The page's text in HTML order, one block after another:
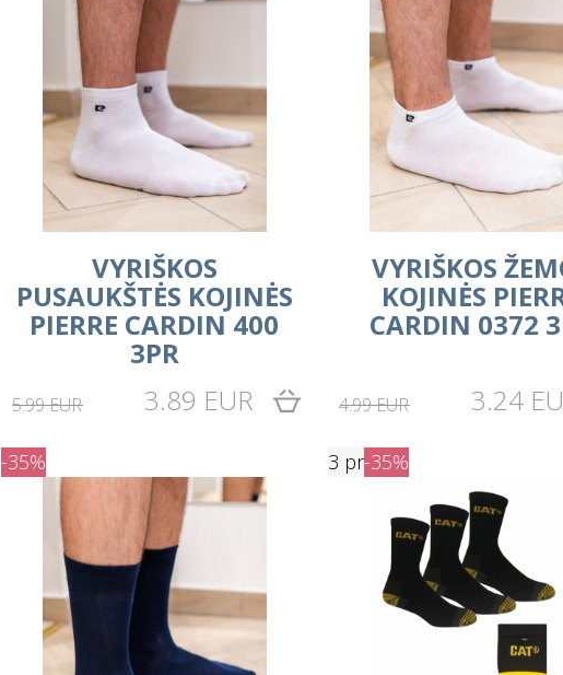
VYRIŠKOS
PUSAUKŠTĖS KOJINĖS
PIERRE CARDIN 400
3PR
5.99 EUR 3.89 EUR
VYRIŠKOS
KOJINĖS
CARDIN 0372
4.99 EUR 3.24
-35% 3 pr-35%